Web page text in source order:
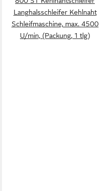
Langhalsschleifer Kehlnaht
Schleifmaschine, max. 4500
U/min, (Packung, 1 tlg)